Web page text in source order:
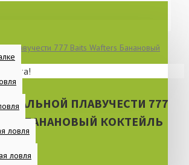
ловля
ловля
пуста!
плавучести 777 Baits Wafters Банановый
ПЛАВУЧЕСТИ 777
БАНАНОВЫЙ КОКТЕЙЛЬ